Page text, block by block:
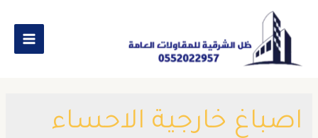
اصباغ خارجية الاحساء